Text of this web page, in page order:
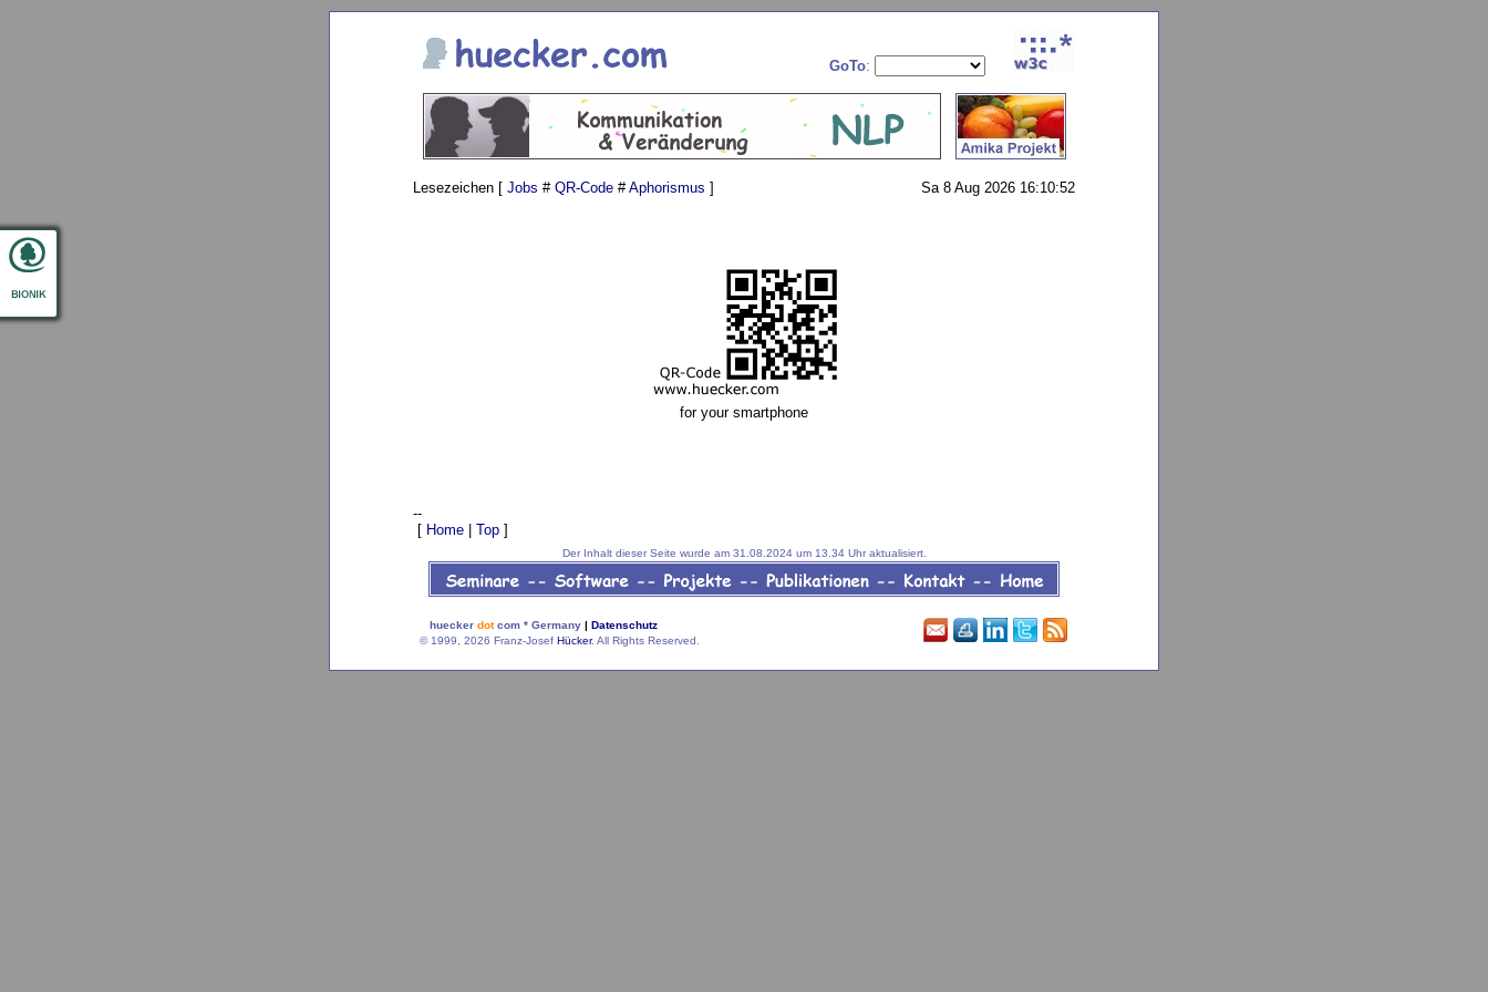
GoTo:
Lesezeichen [ Jobs # QR-Code #Aphorismus ] Sa 8 Aug 2026 16:10:52
for your smartphone
--
[ Home Top ]
Der Inhalt dieser Seite wurde am 31.08.2024 um 13.34 Uhr aktualisiert.
huecker dotcom * Germany | Datenschutz
© 1999, 2026 Franz-Josef Hücker. All Rights Reserved.